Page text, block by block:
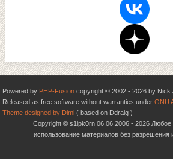
Powered by PHP-Fusion copyright © 2002 - 2026 by Nick
Released as free software without warranties under GNU
Theme designed by Dimi ( based on Ddraig )
Copyright © s1ipk0rn 06.06.2006 - 2026 Любое
использование материалов без разрешения